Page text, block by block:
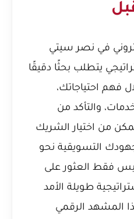
في نصر سيتي
استراتيجي يتطلب بحثًا دقيقًا
فهم احتياجاتك،
والتأكد من
من اختيار الشريك
التسويقية نحو
فقط العثور على
طويلة الأمد
المشهد الرقمي